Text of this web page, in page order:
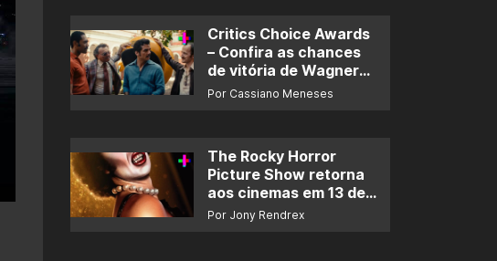
Critics Choice Awards
– Confira as chances
de vitória de Wagner
Moura e de ‘O Agente
Por Cassiano Meneses
The Rocky Horror
Picture Show retorna
aos cinemas em 13 de
novembro
Por Jony Rendrex